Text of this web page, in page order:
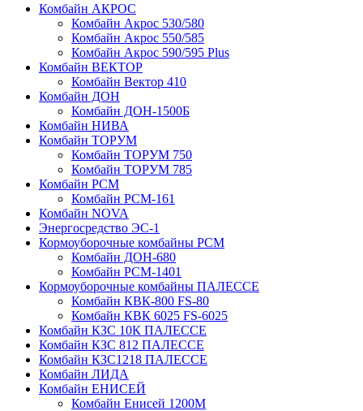
Комбайн АКРОС
Комбайн Акрос 530/580
Комбайн Акрос 550/585
Комбайн Акрос 590/595 Plus
Комбайн ВЕКТОР
Комбайн Вектор 410
Комбайн ДОН
Комбайн ДОН-1500Б
Комбайн НИВА
Комбайн ТОРУМ
Комбайн ТОРУМ 750
Комбайн ТОРУМ 785
Комбайн РСМ
Комбайн РСМ-161
Комбайн NOVA
Энергосредство ЭС-1
Кормоуборочные комбайны РСМ
Комбайн ДОН-680
Комбайн РСМ-1401
Кормоуборочные комбайны ПАЛЕССЕ
Комбайн КВК-800 FS-80
Комбайн КВК 6025 FS-6025
Комбайн КЗС 10К ПАЛЕССЕ
Комбайн КЗС 812 ПАЛЕССЕ
Комбайн КЗС1218 ПАЛЕССЕ
Комбайн ЛИДА
Комбайн ЕНИСЕЙ
Комбайн Енисей 1200М